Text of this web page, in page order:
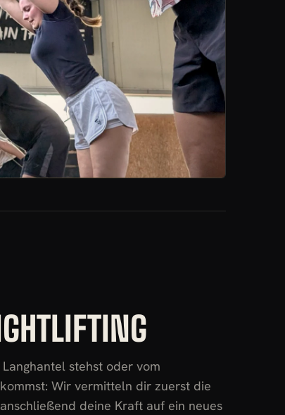
stehst oder vom
Wir vermitteln dir zuerst die
deine Kraft auf ein neues